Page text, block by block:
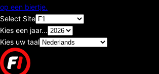
op een biertje.
Select Site
Kies een jaar...
Kies uw taal